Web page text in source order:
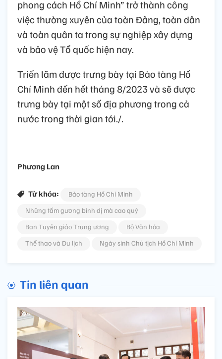
phong cách Hồ Chí Minh” trở thành công
việc thường xuyên của toàn Đảng, toàn dân
và toàn quân ta trong sự nghiệp xây dựng
và bảo vệ Tổ quốc hiện nay.
Triển lãm được trưng bày tại Bảo tàng Hồ
Chí Minh đến hết tháng 8/2023 và sẽ được
trưng bày tại một số địa phương trong cả
nước trong thời gian tới./.
Phương Lan
Từ khóa:
Bảo tàng Hồ Chí Minh
Những tấm gương bình dị mà cao quý
Ban Tuyên giáo Trung ương
Bộ Văn hóa
Thể thao và Du lịch
Ngày sinh Chủ tịch Hồ Chí Minh
Tin liên quan